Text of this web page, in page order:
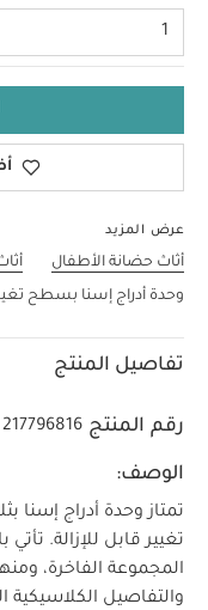
1
عرض المزيد
أثاث حضانة الأطفال
وحدة أدراج إسنا بسطح
تفاصيل المنتج
رقم المنتج 217796816
الوصف:
تمتاز وحدة أدراج إسنا
تغيير قابل للإزالة.
المجموعة الفاخرة،
والتفاصيل